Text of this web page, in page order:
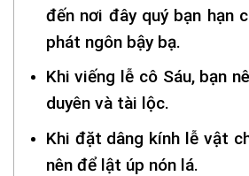
đến nơi đây quý bạn hạn
phát ngôn bậy bạ.
Khi viếng lễ cô Sáu, bạn
duyên và tài lộc.
Khi đặt dâng kính lễ vật
nên để lật úp nón lá.